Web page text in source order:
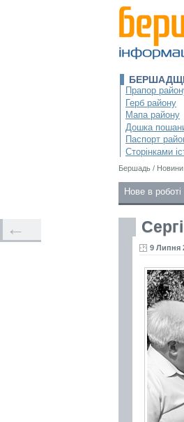
Прапор
Герб району
Мапа району
Дошка
Паспорт
Сторінками
Бершадь / Новини
Нове в роботі
9 Липня
←